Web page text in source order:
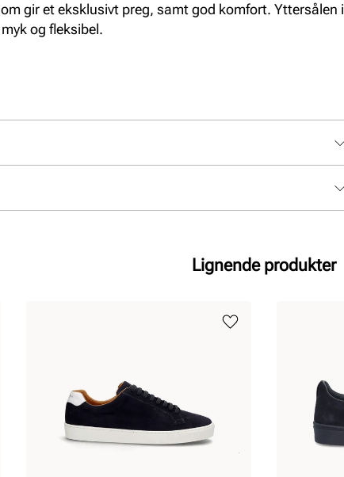
gir et eksklusivt preg, samt god komfort. Yttersålen i
og fleksibel.
Lignende produkter